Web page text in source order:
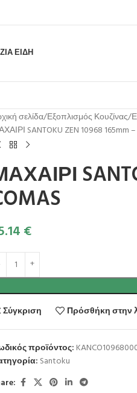
ΕΊΔΗ
σελίδα Εξοπλισμός Κουζίνας
SANTOKU ZEN 10968 165mm
€
Σύγκριση
Πρόσθήκη στην
προϊόντος:
Santoku